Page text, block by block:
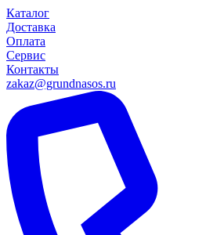
Каталог
Доставка
Оплата
Сервис
Контакты
zakaz@grundnasos.ru